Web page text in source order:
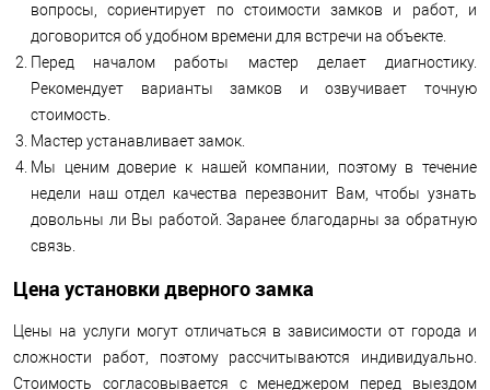
вопросы, сориентирует по стоимости замков и работ, и
договорится об удобном времени для встречи на объекте.
Перед началом работы мастер делает диагностику.
Рекомендует варианты замков и озвучивает точную
стоимость.
Мастер устанавливает замок.
Мы ценим доверие к нашей компании, поэтому в течение
недели наш отдел качества перезвонит Вам, чтобы узнать
довольны ли Вы работой. Заранее благодарны за обратную
связь.
Цена установки дверного замка
Цены на услуги могут отличаться в зависимости от города и
сложности работ, поэтому рассчитываются индивидуально.
Стоимость согласовывается с менеджером перед выездом